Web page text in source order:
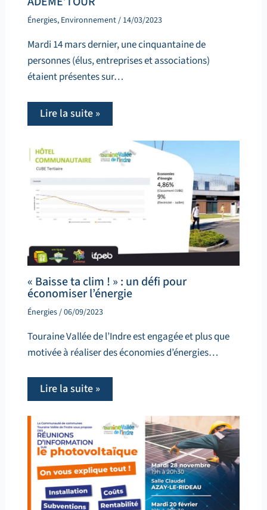
Énergies, Environnement/ 14/03/2023
Mardi 14 mars dernier, une cinquantaine de
personnes (élus, entreprises et associations)
étaient présentes sur…
Lire la suite »
« Baisse ta clim ! » : un défi pour
économiser l’énergie
Énergies/06/09/2023
Touraine Vallée de l’Indre est engagée et plus que
motivée à réaliser des économies d’énergies…
Lire la suite »